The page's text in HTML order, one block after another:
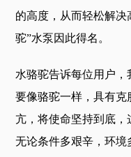
的高度，从而轻松解
驼”水泵因此得名。
水骆驼告诉每位用户
要像骆驼一样，具有
亢，将使命坚持到底，
无论条件多艰辛，环